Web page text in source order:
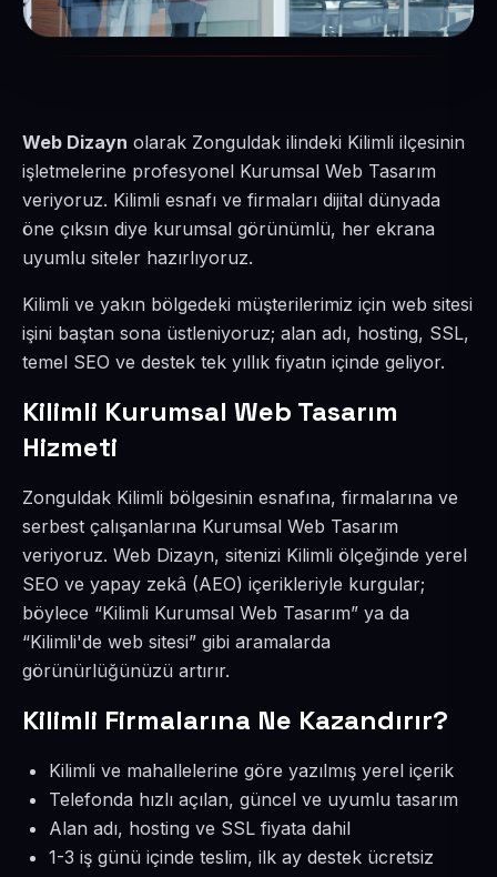
Web Dizayn olarak Zonguldak ilindeki Kilimli ilçesinin
işletmelerine profesyonel Kurumsal Web Tasarım
veriyoruz. Kilimli esnafı ve firmaları dijital dünyada
öne çıksın diye kurumsal görünümlü, her ekrana
uyumlu siteler hazırlıyoruz.
Kilimli ve yakın bölgedeki müşterilerimiz için web sitesi
işini baştan sona üstleniyoruz; alan adı, hosting, SSL,
temel SEO ve destek tek yıllık fiyatın içinde geliyor.
Kilimli Kurumsal Web Tasarım
Hizmeti
Zonguldak Kilimli bölgesinin esnafına, firmalarına ve
serbest çalışanlarına Kurumsal Web Tasarım
veriyoruz. Web Dizayn, sitenizi Kilimli ölçeğinde yerel
SEO ve yapay zekâ (AEO) içerikleriyle kurgular;
böylece “Kilimli Kurumsal Web Tasarım” ya da
“Kilimli'de web sitesi” gibi aramalarda
görünürlüğünüzü artırır.
Kilimli Firmalarına Ne Kazandırır?
Kilimli ve mahallelerine göre yazılmış yerel içerik
Telefonda hızlı açılan, güncel ve uyumlu tasarım
Alan adı, hosting ve SSL fiyata dahil
1-3 iş günü içinde teslim, ilk ay destek ücretsiz